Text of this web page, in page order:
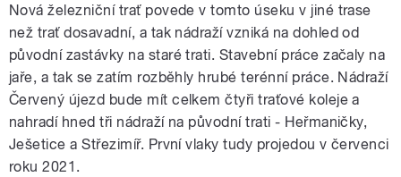
Nová železniční trať povede v tomto úseku v jiné trase
než trať dosavadní, a tak nádraží vzniká na dohled od
původní zastávky na staré trati. Stavební práce začaly na
jaře, a tak se zatím rozběhly hrubé terénní práce. Nádraží
Červený újezd bude mít celkem čtyři traťové koleje a
nahradí hned tři nádraží na původní trati - Heřmaničky,
Ješetice a Střezimíř. První vlaky tudy projedou v červenci
roku 2021.